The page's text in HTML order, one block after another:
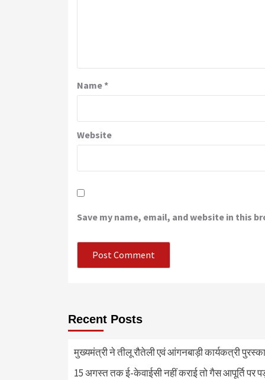
Name*
Website
Save my name, email, and website in this
Recent Posts
मुख्यमंत्री ने तीलू रौतेली एवं आंगनबाड़ी कार्यकत्री
15 अगस्त तक ई-केवाईसी नहीं कराई तो गैस आपूर्ति पर